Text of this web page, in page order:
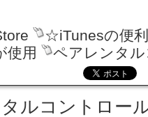
☆iTunesの便
使用
ペアレンタ
ルコントロー